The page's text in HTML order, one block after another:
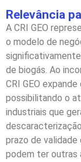
Relevância
A CRI GEO
o modelo de
de biogás. Ao
CRI GEO
possibilitando o
industriais que
prazo de
podem ter outras